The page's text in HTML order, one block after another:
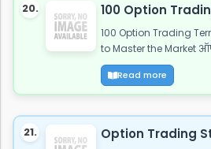
20. 100 Option
100 Option Trading
to Master the Market
Read more
21. Option Trading